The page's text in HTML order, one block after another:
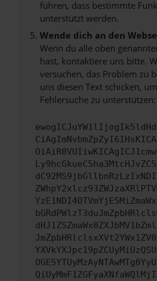
führen, dass bestimmte
unterstützt werden.
Wende dich an den
Wenn du alle oben
hast, kontaktiere uns bitte.
versuchen, das Problem zu
uns diesen Text schicken,
Fehlersuche zu unterstützen: